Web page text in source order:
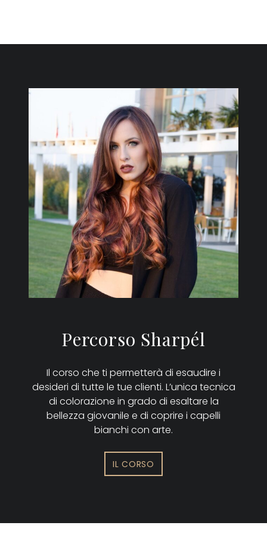
Percorso Sharpél
Il corso che ti permetterà di esaudire i
desideri di tutte le tue clienti. L’unica tecnica
di colorazione in grado di esaltare la
bellezza giovanile e di coprire i capelli
bianchi con arte.
IL CORSO